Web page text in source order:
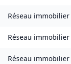
Réseau immobilier
Réseau immobilier
Réseau immobilier